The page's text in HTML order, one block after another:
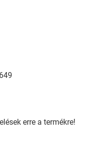
erre a termékre!